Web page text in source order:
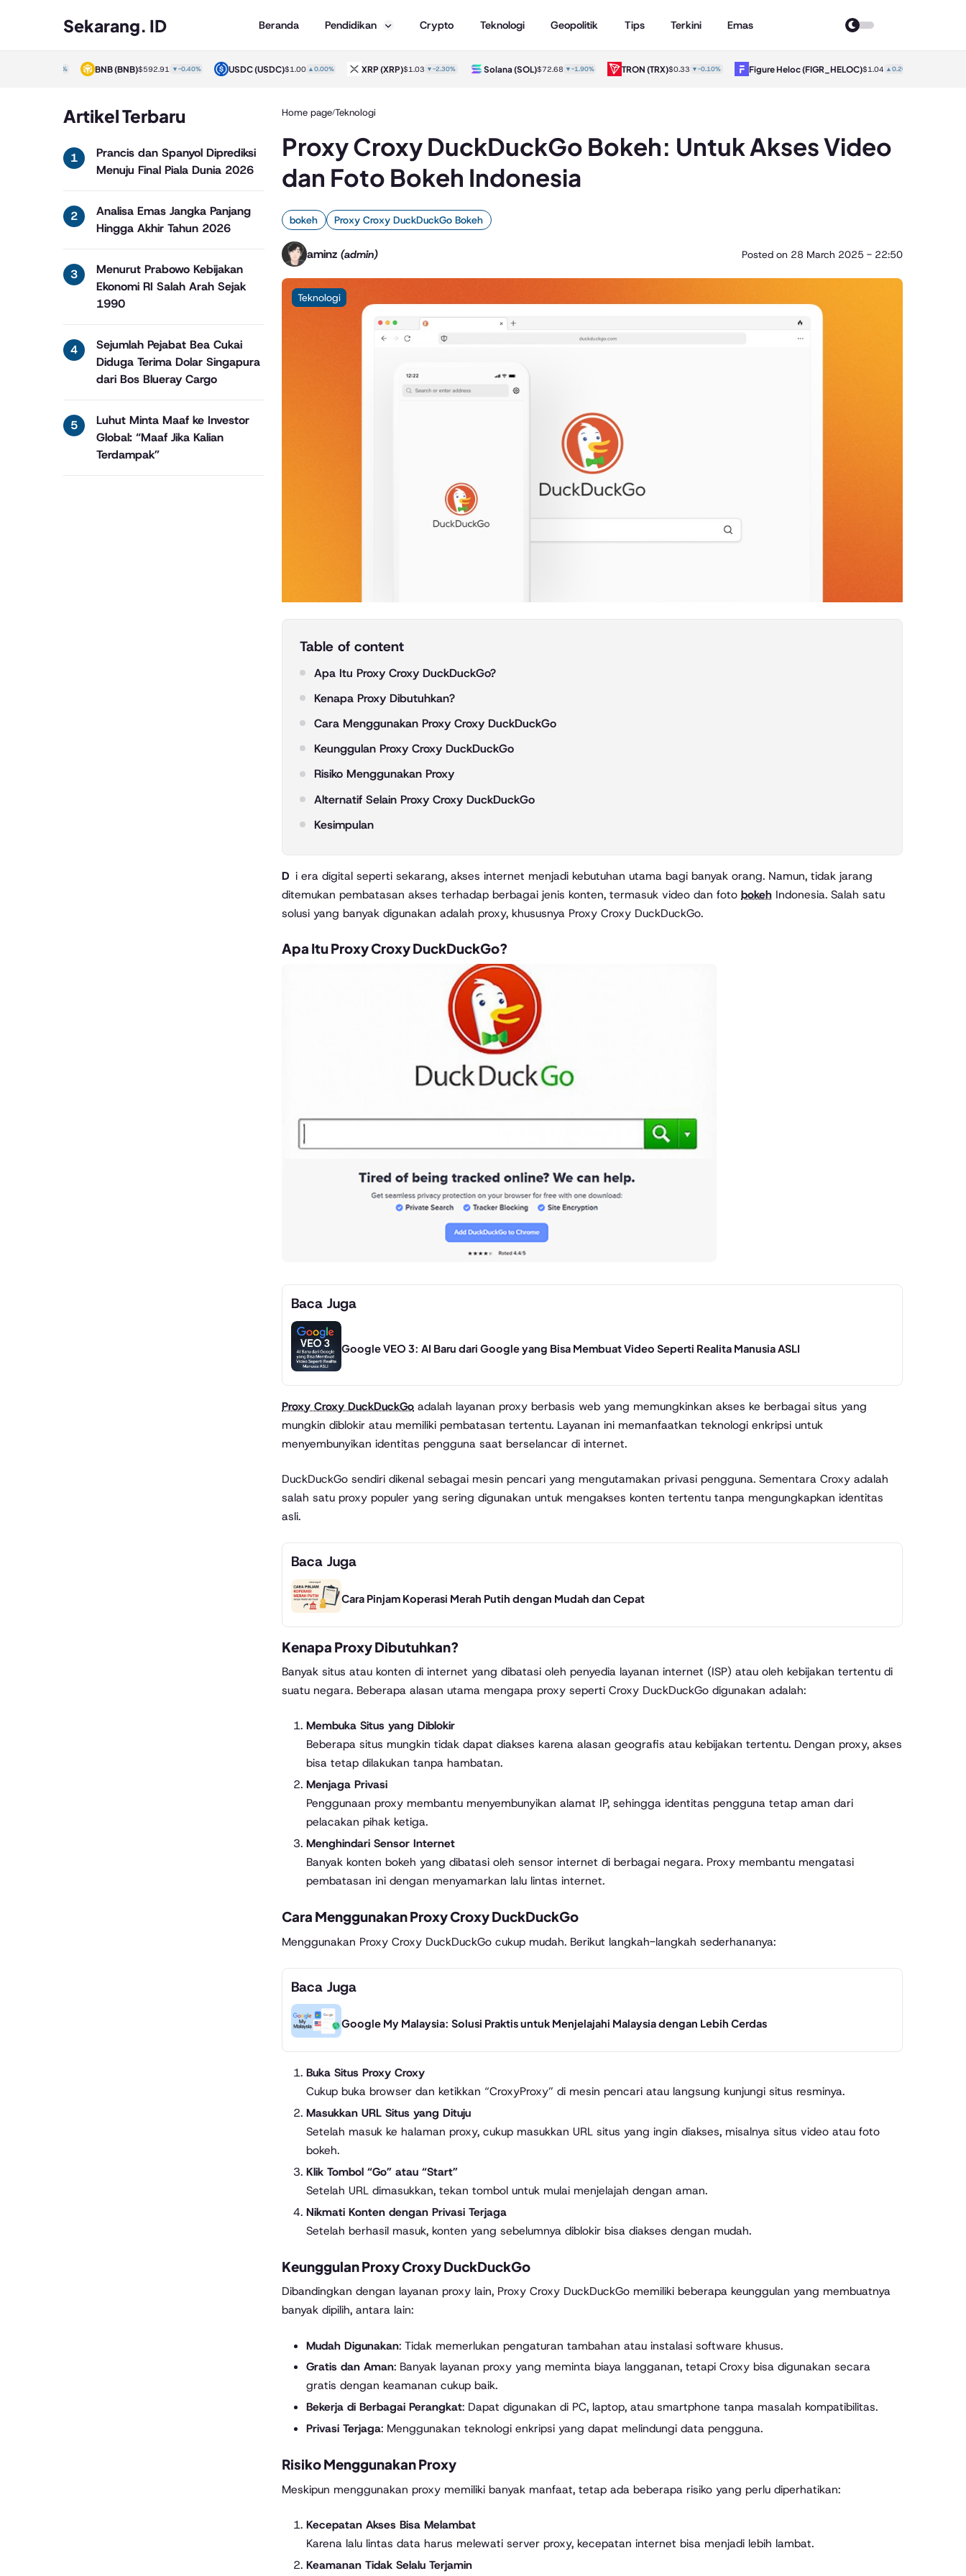
Sekarang. ID Beranda Pendidikan Crypto Teknologi Geopolitik Tips Terkini Emas
BNB(BNB)$592.91▼-0.40% USDC(USDC)$1.00▲0.00% XRP(XRP)$1.03▼-2.30% Solana(SOL)$72.68 ▼-1.90% TRON(TRX)$0.33▼-0.10% Figure Heloc(FIGR_HELOC)$1.04 ▲0.20%
Artikel Terbaru
Prancis dan Spanyol Diprediksi
Menuju Final Piala Dunia 2026
Analisa Emas Jangka Panjang
Hingga Akhir Tahun 2026
Menurut Prabowo Kebijakan
Ekonomi RI Salah Arah Sejak
1990
Sejumlah Pejabat Bea Cukai
Diduga Terima Dolar Singapura
dari Bos Blueray Cargo
Luhut Minta Maaf ke Investor
Global: “Maaf Jika Kalian
Terdampak”
Home page/Teknologi
Proxy Croxy DuckDuckGo Bokeh: Untuk Akses Video
dan Foto Bokeh Indonesia
bokeh Proxy Croxy DuckDuckGo Bokeh
aminz (admin) Posted on 28 March 2025 - 22:50
Teknologi
Table of content
Apa Itu Proxy Croxy DuckDuckGo?
Kenapa Proxy Dibutuhkan?
Cara Menggunakan Proxy Croxy DuckDuckGo
Keunggulan Proxy Croxy DuckDuckGo
Risiko Menggunakan Proxy
Alternatif Selain Proxy Croxy DuckDuckGo
Kesimpulan
Di era digital seperti sekarang, akses internet menjadi kebutuhan utama bagi banyak orang. Namun, tidak jarang
ditemukan pembatasan akses terhadap berbagai jenis konten, termasuk video dan foto bokeh Indonesia. Salah satu
solusi yang banyak digunakan adalah proxy, khususnya Proxy Croxy DuckDuckGo.
Apa Itu Proxy Croxy DuckDuckGo?
Baca Juga
Google VEO 3: AI Baru dari Google yang Bisa Membuat Video Seperti Realita Manusia ASLI
Proxy Croxy DuckDuckGo adalah layanan proxy berbasis web yang memungkinkan akses ke berbagai situs yang
mungkin diblokir atau memiliki pembatasan tertentu. Layanan ini memanfaatkan teknologi enkripsi untuk
menyembunyikan identitas pengguna saat berselancar di internet.
DuckDuckGo sendiri dikenal sebagai mesin pencari yang mengutamakan privasi pengguna. Sementara Croxy adalah
salah satu proxy populer yang sering digunakan untuk mengakses konten tertentu tanpa mengungkapkan identitas
asli.
Baca Juga
Cara Pinjam Koperasi Merah Putih dengan Mudah dan Cepat
Kenapa Proxy Dibutuhkan?
Banyak situs atau konten di internet yang dibatasi oleh penyedia layanan internet (ISP) atau oleh kebijakan tertentu di
suatu negara. Beberapa alasan utama mengapa proxy seperti Croxy DuckDuckGo digunakan adalah:
Membuka Situs yang Diblokir
Beberapa situs mungkin tidak dapat diakses karena alasan geografis atau kebijakan tertentu. Dengan proxy, akses
bisa tetap dilakukan tanpa hambatan.
Menjaga Privasi
Penggunaan proxy membantu menyembunyikan alamat IP, sehingga identitas pengguna tetap aman dari
pelacakan pihak ketiga.
Menghindari Sensor Internet
Banyak konten bokeh yang dibatasi oleh sensor internet di berbagai negara. Proxy membantu mengatasi
pembatasan ini dengan menyamarkan lalu lintas internet.
Cara Menggunakan Proxy Croxy DuckDuckGo
Menggunakan Proxy Croxy DuckDuckGo cukup mudah. Berikut langkah-langkah sederhananya:
Baca Juga
Google My Malaysia: Solusi Praktis untuk Menjelajahi Malaysia dengan Lebih Cerdas
Buka Situs Proxy Croxy
Cukup buka browser dan ketikkan “CroxyProxy” di mesin pencari atau langsung kunjungi situs resminya.
Masukkan URL Situs yang Dituju
Setelah masuk ke halaman proxy, cukup masukkan URL situs yang ingin diakses, misalnya situs video atau foto
bokeh.
Klik Tombol “Go” atau “Start”
Setelah URL dimasukkan, tekan tombol untuk mulai menjelajah dengan aman.
Nikmati Konten dengan Privasi Terjaga
Setelah berhasil masuk, konten yang sebelumnya diblokir bisa diakses dengan mudah.
Keunggulan Proxy Croxy DuckDuckGo
Dibandingkan dengan layanan proxy lain, Proxy Croxy DuckDuckGo memiliki beberapa keunggulan yang membuatnya
banyak dipilih, antara lain:
Mudah Digunakan: Tidak memerlukan pengaturan tambahan atau instalasi software khusus.
Gratis dan Aman: Banyak layanan proxy yang meminta biaya langganan, tetapi Croxy bisa digunakan secara
gratis dengan keamanan cukup baik.
Bekerja di Berbagai Perangkat: Dapat digunakan di PC, laptop, atau smartphone tanpa masalah kompatibilitas.
Privasi Terjaga: Menggunakan teknologi enkripsi yang dapat melindungi data pengguna.
Risiko Menggunakan Proxy
Meskipun menggunakan proxy memiliki banyak manfaat, tetap ada beberapa risiko yang perlu diperhatikan:
Kecepatan Akses Bisa Melambat
Karena lalu lintas data harus melewati server proxy, kecepatan internet bisa menjadi lebih lambat.
Keamanan Tidak Selalu Terjamin